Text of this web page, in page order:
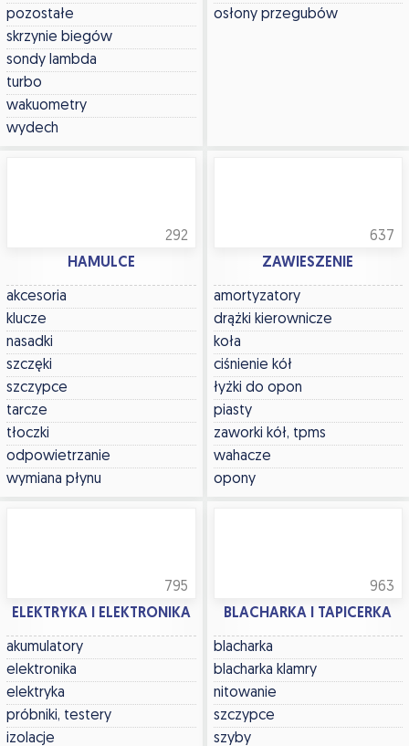
pozostałe
skrzynie biegów
sondy lambda
turbo
wakuometry
wydech
osłony przegubów
292
HAMULCE
akcesoria
klucze
nasadki
szczęki
szczypce
tarcze
tłoczki
odpowietrzanie
wymiana płynu
637
ZAWIESZENIE
amortyzatory
drążki kierownicze
koła
ciśnienie kół
łyżki do opon
piasty
zaworki kół, tpms
wahacze
opony
795
ELEKTRYKA I ELEKTRONIKA
akumulatory
elektronika
elektryka
próbniki, testery
izolacje
963
BLACHARKA I TAPICERKA
blacharka
blacharka klamry
nitowanie
szczypce
szyby